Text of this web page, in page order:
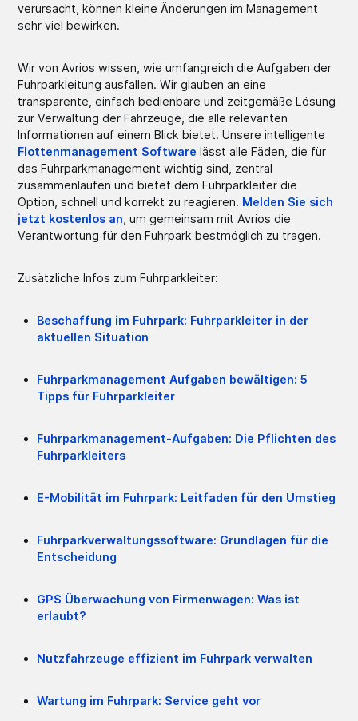
verursacht, können kleine Änderungen im Management
sehr viel bewirken.
Wir von Avrios wissen, wie umfangreich die Aufgaben der
Fuhrparkleitung ausfallen. Wir glauben an eine
transparente, einfach bedienbare und zeitgemäße Lösung
zur Verwaltung der Fahrzeuge, die alle relevanten
Informationen auf einem Blick bietet. Unsere intelligente
Flottenmanagement Software lässt alle Fäden, die für
das Fuhrparkmanagement wichtig sind, zentral
zusammenlaufen und bietet dem Fuhrparkleiter die
Option, schnell und korrekt zu reagieren. Melden Sie sich
jetzt kostenlos an , um gemeinsam mit Avrios die
Verantwortung für den Fuhrpark bestmöglich zu tragen.
Zusätzliche Infos zum Fuhrparkleiter:
Beschaffung im Fuhrpark: Fuhrparkleiter in der
aktuellen Situation
Fuhrparkmanagement Aufgaben bewältigen: 5
Tipps für Fuhrparkleiter
Fuhrparkmanagement-Aufgaben: Die Pflichten des
Fuhrparkleiters
E-Mobilität im Fuhrpark: Leitfaden für den Umstieg
Fuhrparkverwaltungssoftware: Grundlagen für die
Entscheidung
GPS Überwachung von Firmenwagen: Was ist
erlaubt?
Nutzfahrzeuge effizient im Fuhrpark verwalten
Wartung im Fuhrpark: Service geht vor